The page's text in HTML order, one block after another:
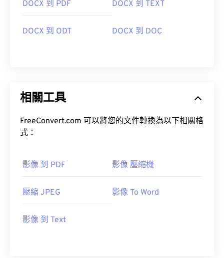
DOCX 到 PDF DOCX 到 TEXT
DOCX 到 ODT DOCX 到 DOC
相關工具
FreeConvert.com 可以將您的文件轉換為以下相關格
式：
影像 到 PDF 影像 壓縮機
壓縮 JPEG 影像 To Word
影像 到 Text